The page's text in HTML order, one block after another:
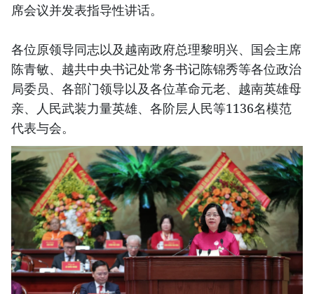
席会议并发表指导性讲话。
各位原领导同志以及越南政府总理黎明兴、国会主席
陈青敏、越共中央书记处常务书记陈锦秀等各位政治
局委员、各部门领导以及各位革命元老、越南英雄母
亲、人民武装力量英雄、各阶层人民等1136名模范
代表与会。